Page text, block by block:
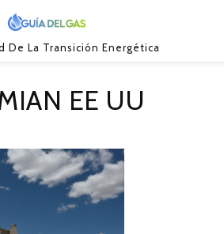
De La Transición Energética
EE UU